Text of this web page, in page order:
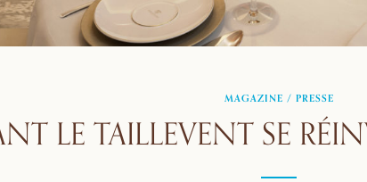
MAGAZINE / PRESSE
LE TAILLEVENT SE